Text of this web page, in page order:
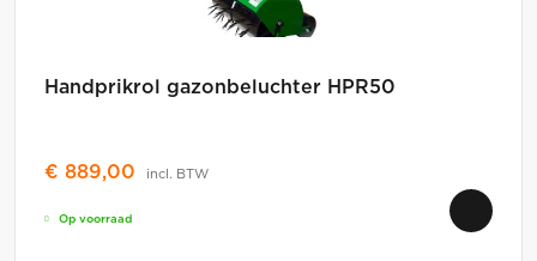
Handprikrol gazonbeluchter HPR50
€ 889,00 incl. BTW
Op voorraad